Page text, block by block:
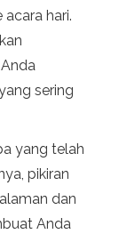
hari.
sering
yang telah
pikiran
dan
Anda